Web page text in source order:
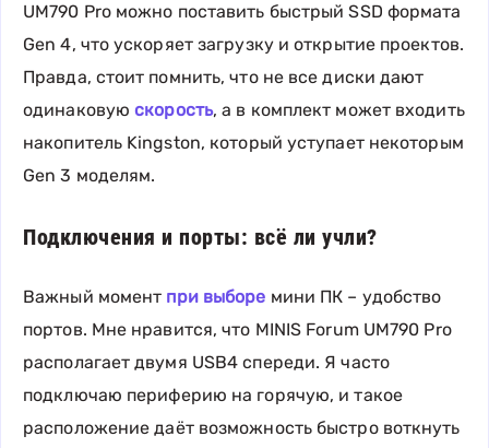
UM790 Pro можно поставить быстрый SSD формата
Gen 4, что ускоряет загрузку и открытие проектов.
Правда, стоит помнить, что не все диски дают
одинаковуюскорость, а в комплект может входить
накопитель Kingston, который уступает некоторым
Gen 3 моделям.
Подключения и порты: всё ли учли?
Важный момент при выборе мини ПК – удобство
портов. Мне нравится, что MINIS Forum UM790 Pro
располагает двумя USB4 спереди. Я часто
подключаю периферию на горячую, и такое
расположение даёт возможность быстро воткнуть